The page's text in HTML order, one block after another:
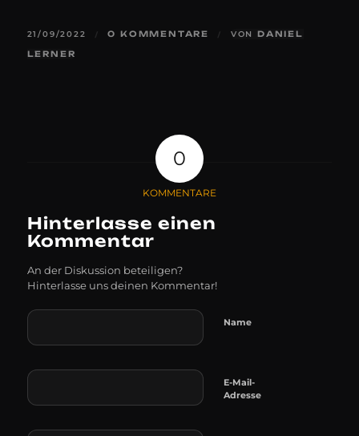
21/09/2022 / 0 KOMMENTARE / VON DANIEL
LERNER
0
KOMMENTARE
Hinterlasse einen
Kommentar
An der Diskussion beteiligen?
Hinterlasse uns deinen Kommentar!
Name
E-Mail-
Adresse